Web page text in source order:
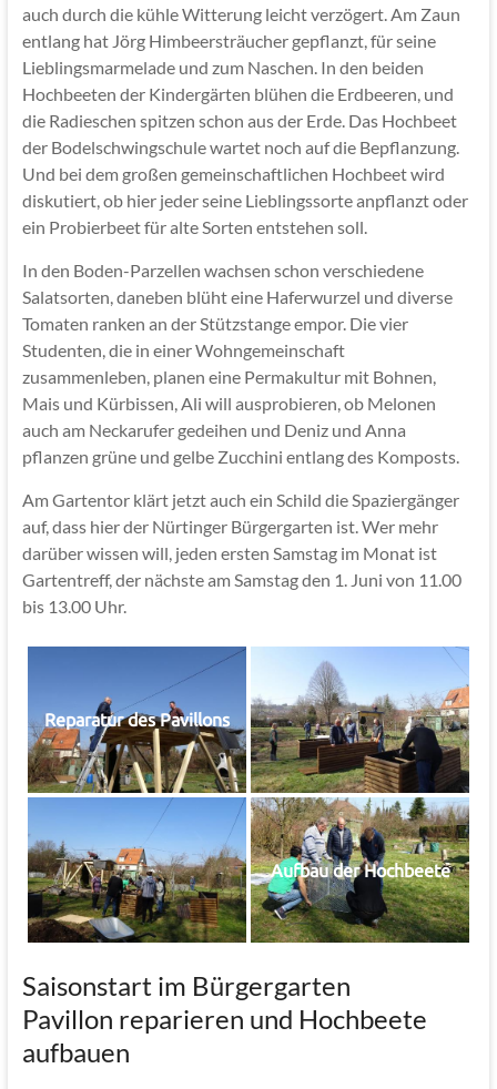
auch durch die kühle Witterung leicht verzögert. Am Zaun
entlang hat Jörg Himbeersträucher gepflanzt, für seine
Lieblingsmarmelade und zum Naschen. In den beiden
Hochbeeten der Kindergärten blühen die Erdbeeren, und
die Radieschen spitzen schon aus der Erde. Das Hochbeet
der Bodelschwingschule wartet noch auf die Bepflanzung.
Und bei dem großen gemeinschaftlichen Hochbeet wird
diskutiert, ob hier jeder seine Lieblingssorte anpflanzt oder
ein Probierbeet für alte Sorten entstehen soll.
In den Boden-Parzellen wachsen schon verschiedene
Salatsorten, daneben blüht eine Haferwurzel und diverse
Tomaten ranken an der Stützstange empor. Die vier
Studenten, die in einer Wohngemeinschaft
zusammenleben, planen eine Permakultur mit Bohnen,
Mais und Kürbissen, Ali will ausprobieren, ob Melonen
auch am Neckarufer gedeihen und Deniz und Anna
pflanzen grüne und gelbe Zucchini entlang des Komposts.
Am Gartentor klärt jetzt auch ein Schild die Spaziergänger
auf, dass hier der Nürtinger Bürgergarten ist. Wer mehr
darüber wissen will, jeden ersten Samstag im Monat ist
Gartentreff, der nächste am Samstag den 1. Juni von 11.00
bis 13.00 Uhr.
Reparatur des Pavillons
Aufbau der Hochbeete
Saisonstart im Bürgergarten
Pavillon reparieren und Hochbeete
aufbauen